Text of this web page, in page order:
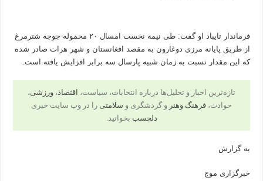
فرماندار تایباد او گفت: طی نیمه نخست امسال ۲۰ محموله جوجه شترمرغ
از طریق پایانه مرزی دوغارون به مقصد افغانستان و شهر هرات صادر شده
که این مقدار نسبت به زمان شبیه پارسال سه برابر افزایش یافته است.
تازه‌ترین اخبار و تحلیل‌ها درباره انتخابات، سیاست، اقتصاد، ورزشی،
حوادث، فرهنگ وهنر و گردشگری و سلامتی را در وب سایت خبری
دلچسب بخوانید.
به گزارش
خبرگزاری موج